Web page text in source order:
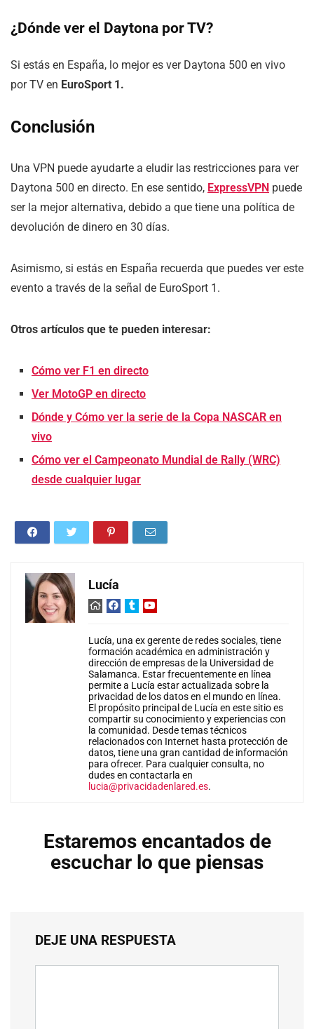
¿Dónde ver el Daytona por TV?
Si estás en España, lo mejor es ver Daytona 500 en vivo
por TV en EuroSport 1.
Conclusión
Una VPN puede ayudarte a eludir las restricciones para ver
Daytona 500 en directo. En ese sentido, ExpressVPN puede
ser la mejor alternativa, debido a que tiene una política de
devolución de dinero en 30 días.
Asimismo, si estás en España recuerda que puedes ver este
evento a través de la señal de EuroSport 1.
Otros artículos que te pueden interesar:
Cómo ver F1 en directo
Ver MotoGP en directo
Dónde y Cómo ver la serie de la Copa NASCAR en
vivo
Cómo ver el Campeonato Mundial de Rally (WRC)
desde cualquier lugar
Lucía
Lucía, una ex gerente de redes sociales, tiene
formación académica en administración y
dirección de empresas de la Universidad de
Salamanca. Estar frecuentemente en línea
permite a Lucía estar actualizada sobre la
privacidad de los datos en el mundo en línea.
El propósito principal de Lucía en este sitio es
compartir su conocimiento y experiencias con
la comunidad. Desde temas técnicos
relacionados con Internet hasta protección de
datos, tiene una gran cantidad de información
para ofrecer. Para cualquier consulta, no
dudes en contactarla en
lucia@privacidadenlared.es.
Estaremos encantados de
escuchar lo que piensas
DEJE UNA RESPUESTA